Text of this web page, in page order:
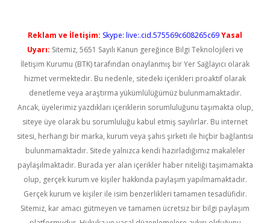
Reklam ve İletişim: Skype: live:.cid.575569c608265c69Yasal
Uyarı: Sitemiz, 5651 Sayılı Kanun gereğince Bilgi Teknolojileri ve
İletişim Kurumu (BTK) tarafından onaylanmış bir Yer Sağlayıcı olarak
hizmet vermektedir. Bu nedenle, sitedeki içerikleri proaktif olarak
denetleme veya araştırma yükümlülüğümüz bulunmamaktadır.
Ancak, üyelerimiz yazdıkları içeriklerin sorumluluğunu taşımakta olup,
siteye üye olarak bu sorumluluğu kabul etmiş sayılırlar. Bu internet
sitesi, herhangi bir marka, kurum veya şahıs şirketi ile hiçbir bağlantısı
bulunmamaktadır. Sitede yalnızca kendi hazırladığımız makaleler
paylaşılmaktadır. Burada yer alan içerikler haber niteliği taşımamakta
olup, gerçek kurum ve kişiler hakkında paylaşım yapılmamaktadır.
Gerçek kurum ve kişiler ile isim benzerlikleri tamamen tesadüfidir.
Sitemiz, kar amacı gütmeyen ve tamamen ücretsiz bir bilgi paylaşım